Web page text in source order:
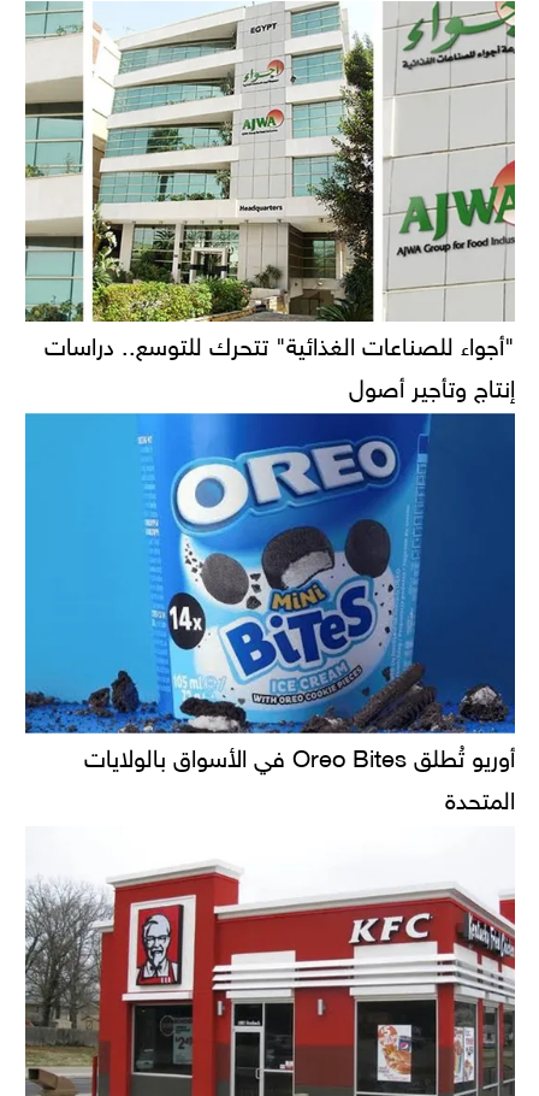
"أجواء للصناعات الغذائية" تتحرك للتوسع.. دراسات
إنتاج وتأجير أصول
أوريو تُطلق Oreo Bites في الأسواق بالولايات
المتحدة